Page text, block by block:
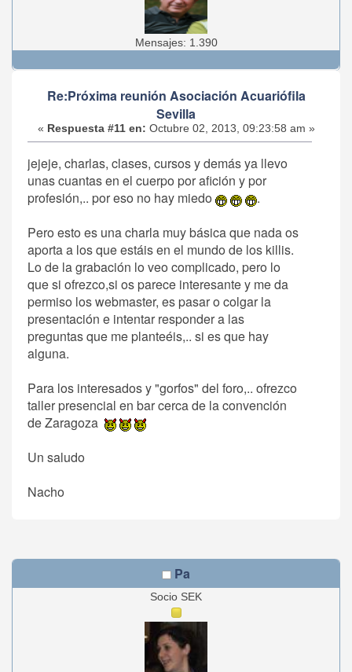
Mensajes: 1.390
Re:Próxima reunión Asociación Acuariófila
Sevilla
« Respuesta #11 en: Octubre 02, 2013, 09:23:58 am »
jejeje, charlas, clases, cursos y demás ya llevo
unas cuantas en el cuerpo por afición y por
profesión,.. por eso no hay miedo
.
Pero esto es una charla muy básica que nada os
aporta a los que estáis en el mundo de los killis.
Lo de la grabación lo veo complicado, pero lo
que si ofrezco,si os parece interesante y me da
permiso los webmaster, es pasar o colgar la
presentación e intentar responder a las
preguntas que me planteéis,.. si es que hay
alguna.
Para los interesados y "gorfos" del foro,.. ofrezco
taller presencial en bar cerca de la convención
de Zaragoza
Un saludo
Nacho
Pa
Socio SEK